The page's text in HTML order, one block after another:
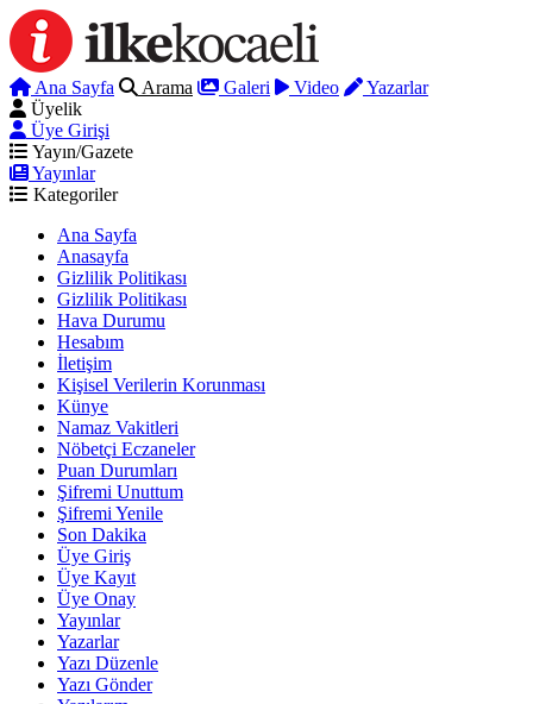
Ana Sayfa Arama Galeri Video
Yazarlar
Üyelik
Üye Girişi
Yayın/Gazete
Yayınlar
Kategoriler
Ana Sayfa
Anasayfa
Gizlilik Politikası
Gizlilik Politikası
Hava Durumu
Hesabım
İletişim
Kişisel Verilerin Korunması
Künye
Namaz Vakitleri
Nöbetçi Eczaneler
Puan Durumları
Şifremi Unuttum
Şifremi Yenile
Son Dakika
Üye Giriş
Üye Kayıt
Üye Onay
Yayınlar
Yazarlar
Yazı Düzenle
Yazı Gönder